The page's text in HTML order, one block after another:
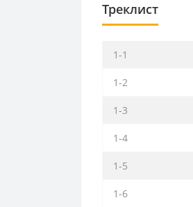
Треклист
1-1
1-2
1-3
1-4
1-5
1-6